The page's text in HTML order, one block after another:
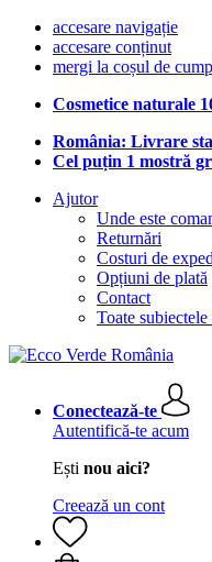
accesare navigație
accesare conținut
mergi la coșul de
Cosmetice naturale
România: Livrare
Cel puțin 1 mostră
Ajutor
Unde este
Returnări
Costuri de
Opțiuni de plată
Contact
Toate
Conectează-te
Autentifică-te acum
Ești nou aici?
Creează un cont